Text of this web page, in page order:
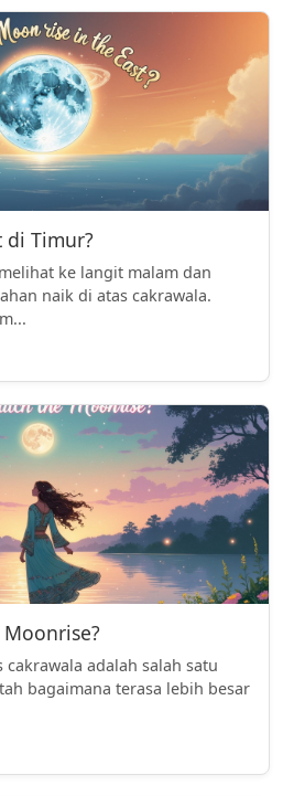
di Timur?
ke langit malam dan
naik di atas cakrawala.
adalah salah satu
bagaimana terasa lebih besar